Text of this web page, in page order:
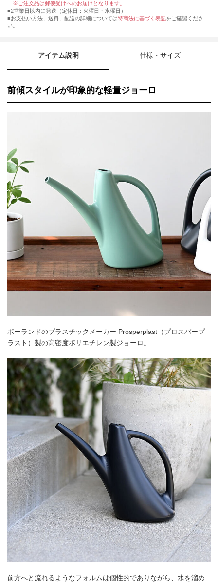
※ご注文品は郵便受けへのお届けとなります。
■2営業日以内に発送（定休日：火曜日・水曜日）
■お支払い方法、送料、配送の詳細については特商法に基づく表記をご確認くださ
い。
アイテム説明 仕様・サイズ
前傾スタイルが印象的な軽量ジョーロ
ポーランドのプラスチックメーカー Prosperplast（プロスパープ
ラスト）製の高密度ポリエチレン製ジョーロ。
前方へと流れるようなフォルムは個性的でありながら、水を溜め